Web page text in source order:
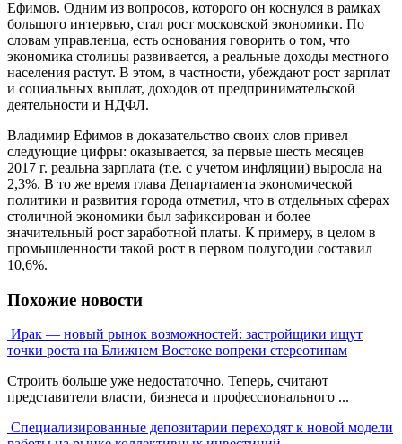
Ефимов. Одним из вопросов, которого он коснулся в рамках
большого интервью, стал рост московской экономики. По
словам управленца, есть основания говорить о том, что
экономика столицы развивается, а реальные доходы местного
населения растут. В этом, в частности, убеждают рост зарплат
и социальных выплат, доходов от предпринимательской
деятельности и НДФЛ.
Владимир Ефимов в доказательство своих слов привел
следующие цифры: оказывается, за первые шесть месяцев
2017 г. реальна зарплата (т.е. с учетом инфляции) выросла на
2,3%. В то же время глава Департамента экономической
политики и развития города отметил, что в отдельных сферах
столичной экономики был зафиксирован и более
значительный рост заработной платы. К примеру, в целом в
промышленности такой рост в первом полугодии составил
10,6%.
Похожие новости
Ирак — новый рынок возможностей: застройщики ищут
точки роста на Ближнем Востоке вопреки стереотипам
Строить больше уже недостаточно. Теперь, считают
представители власти, бизнеса и профессионального ...
Специализированные депозитарии переходят к новой модели